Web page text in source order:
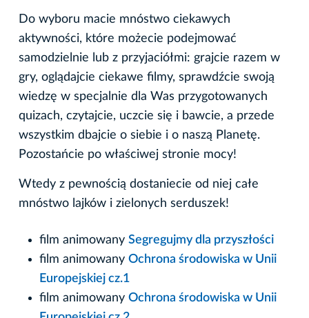
Do wyboru macie mnóstwo ciekawych
aktywności, które możecie podejmować
samodzielnie lub z przyjaciółmi: grajcie razem w
gry, oglądajcie ciekawe filmy, sprawdźcie swoją
wiedzę w specjalnie dla Was przygotowanych
quizach, czytajcie, uczcie się i bawcie, a przede
wszystkim dbajcie o siebie i o naszą Planetę.
Pozostańcie po właściwej stronie mocy!
Wtedy z pewnością dostaniecie od niej całe
mnóstwo lajków i zielonych serduszek!
film animowany Segregujmy dla przyszłości
film animowany Ochrona środowiska w Unii
Europejskiej cz.1
film animowany Ochrona środowiska w Unii